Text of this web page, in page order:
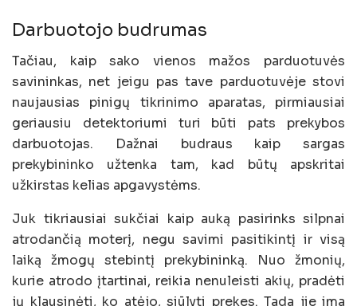
Darbuotojo budrumas
Tačiau, kaip sako vienos mažos parduotuvės
savininkas, net jeigu pas tave parduotuvėje stovi
naujausias pinigų tikrinimo aparatas, pirmiausiai
geriausiu detektoriumi turi būti pats prekybos
darbuotojas. Dažnai budraus kaip sargas
prekybininko užtenka tam, kad būtų apskritai
užkirstas kelias apgavystėms.
Juk tikriausiai sukčiai kaip auką pasirinks silpnai
atrodančią moterį, negu savimi pasitikintį ir visą
laiką žmogų stebintį prekybininką. Nuo žmonių,
kurie atrodo įtartinai, reikia nenuleisti akių, pradėti
jų klausinėti, ko atėjo, siūlyti prekes. Tada jie ima